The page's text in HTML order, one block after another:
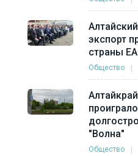
экспорт
страны
Общество
"Волна"
Общество